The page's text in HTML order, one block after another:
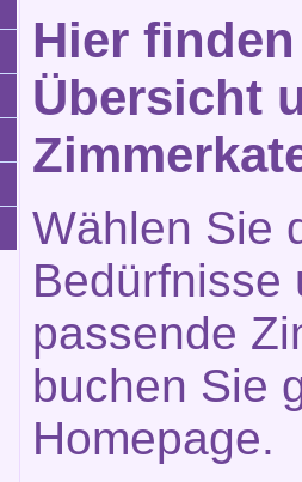
Hier
Übersicht
Wählen Sie
Bedürfnisse
passende
buchen Sie
Homepage.